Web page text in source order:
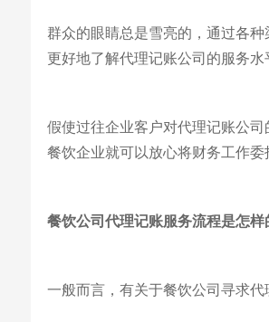
群众的眼睛总是雪亮的，通过各
更好地了解代理记账公司的服务水
假使过往企业客户对代理记账公
餐饮企业就可以放心将财务工作委
餐饮公司代理记账服务流程是怎样
一般而言，有关于餐饮公司寻求